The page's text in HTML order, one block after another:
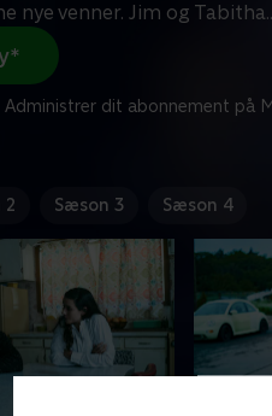
nye venner. Jim og Tabitha
dit abonnement på
2 Sæson 3 Sæson 4